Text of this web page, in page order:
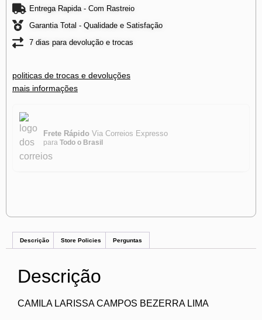
Entrega Rapida - Com Rastreio
Garantia Total - Qualidade e Satisfação
7 dias para devolução e trocas
politicas de trocas e devoluções
mais informações
Frete Rápido Via Correios Expresso
para Todo o Brasil
Descrição Store Policies Perguntas
Descrição
CAMILA LARISSA CAMPOS BEZERRA LIMA